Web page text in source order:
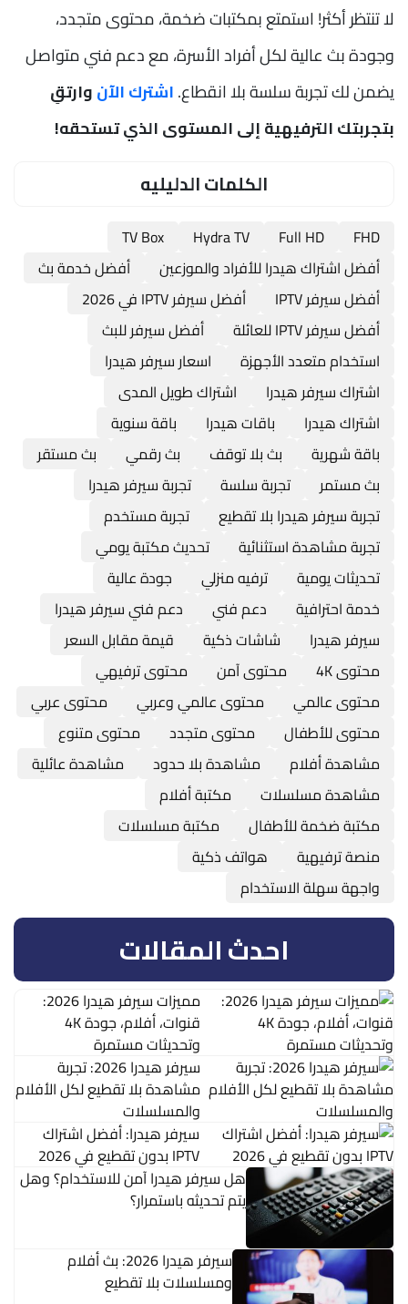
لا تنتظر أكثر! استمتع بمكتبات ضخمة، محتوى متجدد،
وجودة بث عالية لكل أفراد الأسرة، مع دعم فني متواصل
يضمن لك تجربة سلسة بلا انقطاع.اشترك الآنوارتقِ
بتجربتك الترفيهية إلى المستوى الذي تستحقه!
الكلمات الدليليه
FHD
Full HD
Hydra TV
TV Box
أفضل اشتراك هيدرا للأفراد والموزعين
أفضل خدمة بث
أفضل سيرفر IPTV
أفضل سيرفر IPTV في 2026
أفضل سيرفر IPTV للعائلة
أفضل سيرفر للبث
استخدام متعدد الأجهزة
اسعار سيرفر هيدرا
اشتراك سيرفر هيدرا
اشتراك طويل المدى
اشتراك هيدرا
باقات هيدرا
باقة سنوية
باقة شهرية
بث بلا توقف بث رقمي
بث مستقر
بث مستمر
تجربة سلسة
تجربة سيرفر هيدرا
تجربة سيرفر هيدرا بلا تقطيع
تجربة مستخدم
تجربة مشاهدة استثنائية
تحديث مكتبة يومي
تحديثات يومية
ترفيه منزلي
جودة عالية
خدمة احترافية
دعم فني
دعم فني سيرفر هيدرا
سيرفر هيدرا
شاشات ذكية
قيمة مقابل السعر
محتوى 4K
محتوى آمن
محتوى ترفيهي
محتوى عالمي
محتوى عالمي وعربي
محتوى عربي
محتوى للأطفال
محتوى متجدد
محتوى متنوع
مشاهدة أفلام
مشاهدة بلا حدود
مشاهدة عائلية
مشاهدة مسلسلات
مكتبة أفلام
مكتبة ضخمة للأطفال
مكتبة مسلسلات
منصة ترفيهية
هواتف ذكية
واجهة سهلة الاستخدام
احدث المقالات
مميزات سيرفر هيدرا 2026:
قنوات، أفلام، جودة 4K
وتحديثات مستمرة
سيرفر هيدرا 2026: تجربة
مشاهدة بلا تقطيع لكل الأفلام
والمسلسلات
سيرفر هيدرا: أفضل اشتراك
IPTV بدون تقطيع في 2026
هل سيرفر هيدرا آمن للاستخدام؟ وهل
يتم تحديثه باستمرار؟
سيرفر هيدرا 2026: بث أفلام
ومسلسلات بلا تقطيع